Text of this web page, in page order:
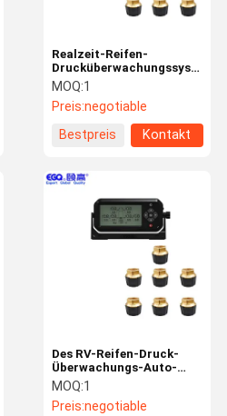
Realzeit-Reifen-
Drucküberwachungssystem
OTR-Sensoren Rv TPMS
MOQ:1
Preis:negotiable
Bestpreis
Kontakt
Des RV-Reifen-Druck-
Überwachungs-Auto-
TPMS Sensor TPMS
Systemanalyse-des
Fahrzeug-OTR
MOQ:1
Preis:negotiable